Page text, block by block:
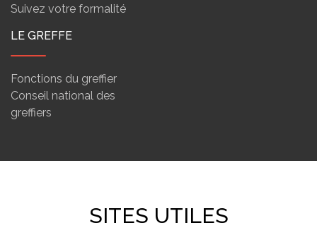
Suivez votre formalité
LE GREFFE
Fonctions du greffier
Conseil national des
greffiers
SITES UTILES